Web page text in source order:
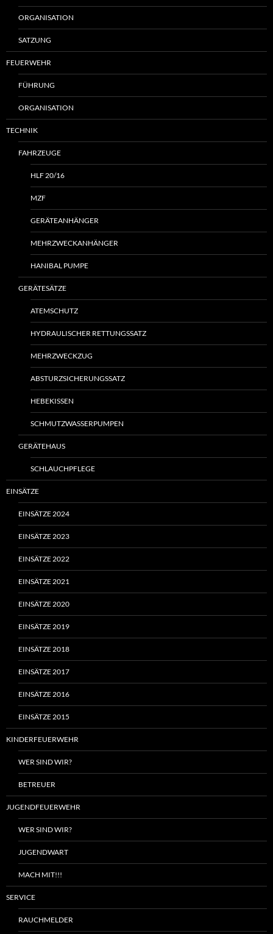
ORGANISATION
SATZUNG
FEUERWEHR
FÜHRUNG
ORGANISATION
TECHNIK
FAHRZEUGE
HLF 20/16
MZF
GERÄTEANHÄNGER
MEHRZWECKANHÄNGER
HANIBAL PUMPE
GERÄTESÄTZE
ATEMSCHUTZ
HYDRAULISCHER RETTUNGSSATZ
MEHRZWECKZUG
ABSTURZSICHERUNGSSATZ
HEBEKISSEN
SCHMUTZWASSERPUMPEN
GERÄTEHAUS
SCHLAUCHPFLEGE
EINSÄTZE
EINSÄTZE 2024
EINSÄTZE 2023
EINSÄTZE 2022
EINSÄTZE 2021
EINSÄTZE 2020
EINSÄTZE 2019
EINSÄTZE 2018
EINSÄTZE 2017
EINSÄTZE 2016
EINSÄTZE 2015
KINDERFEUERWEHR
WER SIND WIR?
BETREUER
JUGENDFEUERWEHR
WER SIND WIR?
JUGENDWART
MACH MIT!!!
SERVICE
RAUCHMELDER